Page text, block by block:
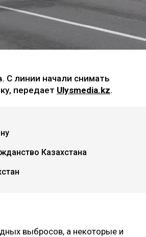
С линии начали снимать
передает Ulysmedia.kz.
Казахстана
выбросов, а некоторые и